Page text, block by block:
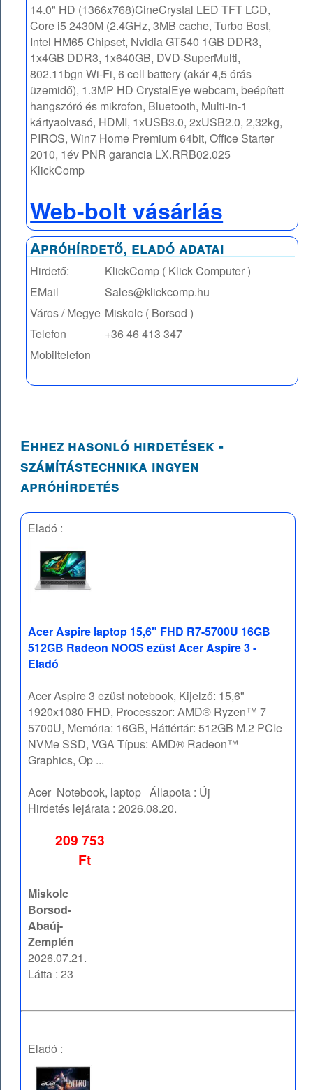
14.0" HD (1366x768)CineCrystal LED TFT LCD,
Core i5 2430M (2.4GHz, 3MB cache, Turbo Bost,
Intel HM65 Chipset, Nvidia GT540 1GB DDR3,
1x4GB DDR3, 1x640GB, DVD-SuperMulti,
802.11bgn Wi-Fi, 6 cell battery (akár 4,5 órás
üzemidő), 1.3MP HD CrystalEye webcam, beépített
hangszóró és mikrofon, Bluetooth, Multi-in-1
kártyaolvasó, HDMI, 1xUSB3.0, 2xUSB2.0, 2,32kg,
PIROS, Win7 Home Premium 64bit, Office Starter
2010, 1év PNR garancia LX.RRB02.025
KlickComp
Web-bolt vásárlás
Apróhírdető, eladó adatai
Hirdető:
KlickComp ( Klick Computer )
EMail
Sales@klickcomp.hu
Város / Megye Miskolc ( Borsod )
Telefon
+36 46 413 347
Mobiltelefon
Ehhez hasonló hirdetések -
számítástechnika ingyen
apróhírdetés
Eladó :
Acer Aspire laptop 15,6" FHD R7-5700U 16GB
512GB Radeon NOOS ezüst Acer Aspire 3 -
Eladó
Acer Aspire 3 ezüst notebook, Kijelző: 15,6"
1920x1080 FHD, Processzor: AMD® Ryzen™ 7
5700U, Memória: 16GB, Háttértár: 512GB M.2 PCIe
NVMe SSD, VGA Típus: AMD® Radeon™
Graphics, Op ...
Acer Notebook, laptop Állapota : Új
Hirdetés lejárata :2026.08.20.
209 753
Ft
Miskolc
Borsod-
Abaúj-
Zemplén
2026.07.21.
Látta : 23
Eladó :